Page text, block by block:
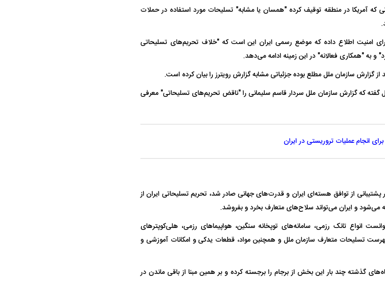
آمریکا در منطقه توقیف کرده "همسان یا مشابه" تسلیحات مورد استفاده در حملات
امنیت اطلاع داده که موضع رسمی ایران این است که "خلاف تحریم‌های تسلیحاتی
و به "همکاری فعالانه" در این زمینه ادامه می‌دهد.
گزارش سازمان ملل مطلع بوده جزئیاتی مشابه گزارش رویترز را بیان کرده است.
گفته که گزارش سازمان ملل سردار قاسم سلیمانی را "ناقض تحریم‌های تسلیحاتی" معرفی
انجام عملیات تروریستی در ایران
امنیت، که در پشتیبانی از توافق هسته‌ای ایران و قدرت‌های جهانی صادر شد، تحریم تسلیحاتی ایران از
می‌شود و ایران می‌تواند سلاح‌های متعارف بخرد و بفروشد.
انواع تانک رزمی، سامانه‌های توپخانه سنگین، هواپیماهای رزمی، هلی‌کوپترهای
تسلیحات متعارف سازمان ملل و همچنین مواد، قطعات یدکی و امکانات آموزشی و
گذشته چند بار این بخش از برجام را برجسته کرده و بر همین مبنا از باقی ماندن در